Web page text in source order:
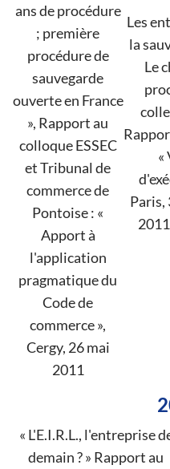
ans de procédure
; première
procédure de
sauvegarde
ouverte en France
», Rapport au
colloque ESSEC
et Tribunal de
commerce de
Pontoise : «
Apport à
l'application
pragmatique du
Code de
commerce »,
Cergy, 26 mai
2011
Les
la
Le
«
Paris,
« L'E.I.R.L., l'entreprise
demain ? » Rapport au